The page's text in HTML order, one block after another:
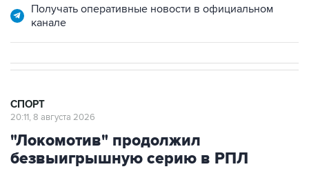
Получать оперативные новости в официальном
канале
СПОРТ
20:11, 8 августа 2026
"Локомотив" продолжил
безвыигрышную серию в РПЛ